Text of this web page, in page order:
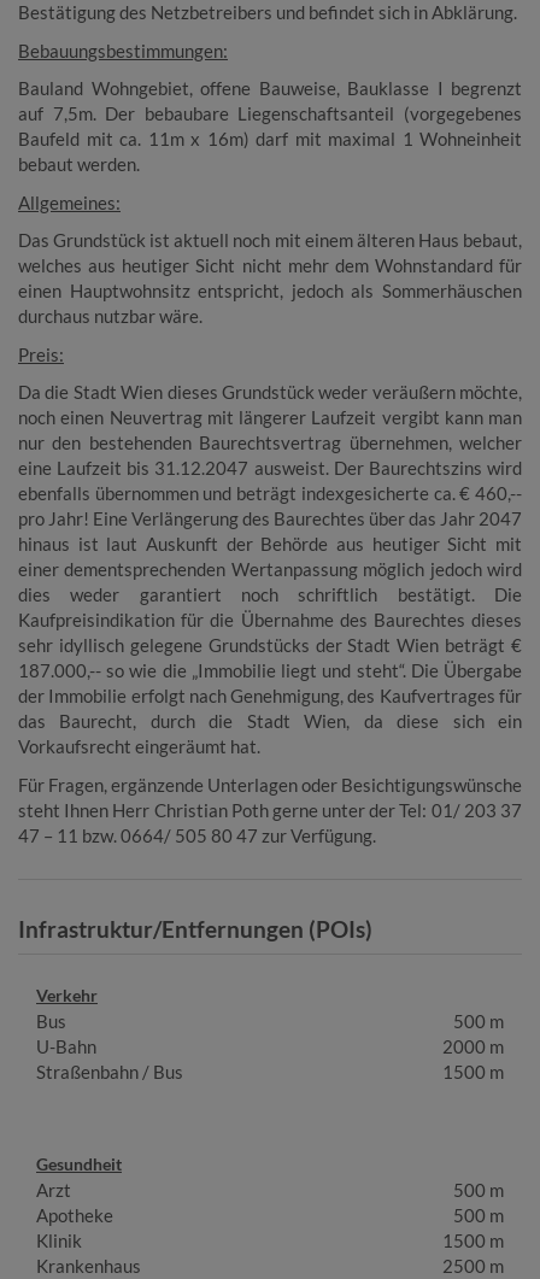
Bestätigung des Netzbetreibers und befindet sich in Abklärung.
Bebauungsbestimmungen:
Bauland Wohngebiet, offene Bauweise, Bauklasse I begrenzt
auf 7,5m. Der bebaubare Liegenschaftsanteil (vorgegebenes
Baufeld mit ca. 11m x 16m) darf mit maximal 1 Wohneinheit
bebaut werden.
Allgemeines:
Das Grundstück ist aktuell noch mit einem älteren Haus bebaut,
welches aus heutiger Sicht nicht mehr dem Wohnstandard für
einen Hauptwohnsitz entspricht, jedoch als Sommerhäuschen
durchaus nutzbar wäre.
Preis:
Da die Stadt Wien dieses Grundstück weder veräußern möchte,
noch einen Neuvertrag mit längerer Laufzeit vergibt kann man
nur den bestehenden Baurechtsvertrag übernehmen, welcher
eine Laufzeit bis 31.12.2047 ausweist. Der Baurechtszins wird
ebenfalls übernommen und beträgt indexgesicherte ca. € 460,--
pro Jahr! Eine Verlängerung des Baurechtes über das Jahr 2047
hinaus ist laut Auskunft der Behörde aus heutiger Sicht mit
einer dementsprechenden Wertanpassung möglich jedoch wird
dies weder garantiert noch schriftlich bestätigt. Die
Kaufpreisindikation für die Übernahme des Baurechtes dieses
sehr idyllisch gelegene Grundstücks der Stadt Wien beträgt €
187.000,-- so wie die „Immobilie liegt und steht“. Die Übergabe
der Immobilie erfolgt nach Genehmigung, des Kaufvertrages für
das Baurecht, durch die Stadt Wien, da diese sich ein
Vorkaufsrecht eingeräumt hat.
Für Fragen, ergänzende Unterlagen oder Besichtigungswünsche
steht Ihnen Herr Christian Poth gerne unter der Tel: 01/ 203 37
47 – 11 bzw. 0664/ 505 80 47 zur Verfügung.
Infrastruktur/Entfernungen (POIs)
Verkehr
Bus
500 m
U-Bahn
2000 m
Straßenbahn / Bus
1500 m
Gesundheit
Arzt
500 m
Apotheke
500 m
Klinik
1500 m
Krankenhaus
2500 m